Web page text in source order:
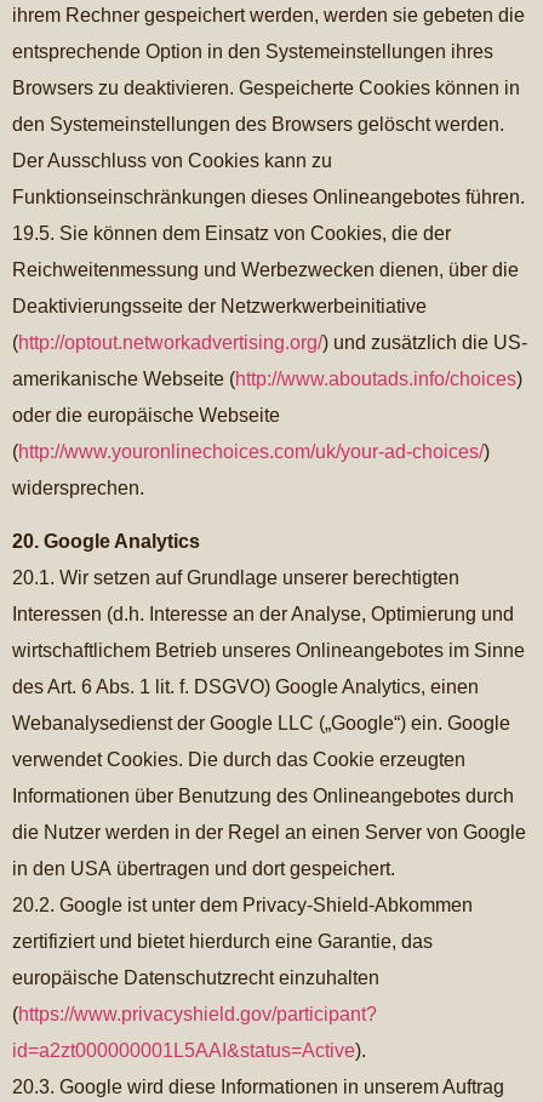
ihrem Rechner gespeichert werden, werden sie gebeten die
entsprechende Option in den Systemeinstellungen ihres
Browsers zu deaktivieren. Gespeicherte Cookies können in
den Systemeinstellungen des Browsers gelöscht werden.
Der Ausschluss von Cookies kann zu
Funktionseinschränkungen dieses Onlineangebotes führen.
19.5. Sie können dem Einsatz von Cookies, die der
Reichweitenmessung und Werbezwecken dienen, über die
Deaktivierungsseite der Netzwerkwerbeinitiative
(http://optout.networkadvertising.org/) und zusätzlich die US-
amerikanische Webseite (http://www.aboutads.info/choices)
oder die europäische Webseite
(http://www.youronlinechoices.com/uk/your-ad-choices/)
widersprechen.
20. Google Analytics
20.1. Wir setzen auf Grundlage unserer berechtigten
Interessen (d.h. Interesse an der Analyse, Optimierung und
wirtschaftlichem Betrieb unseres Onlineangebotes im Sinne
des Art. 6 Abs. 1 lit. f. DSGVO) Google Analytics, einen
Webanalysedienst der Google LLC („Google“) ein. Google
verwendet Cookies. Die durch das Cookie erzeugten
Informationen über Benutzung des Onlineangebotes durch
die Nutzer werden in der Regel an einen Server von Google
in den USA übertragen und dort gespeichert.
20.2. Google ist unter dem Privacy-Shield-Abkommen
zertifiziert und bietet hierdurch eine Garantie, das
europäische Datenschutzrecht einzuhalten
(https://www.privacyshield.gov/participant?
id=a2zt000000001L5AAI&status=Active).
20.3. Google wird diese Informationen in unserem Auftrag